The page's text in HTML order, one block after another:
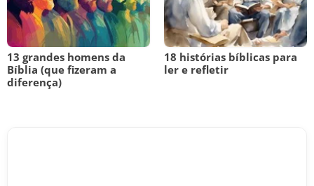
13 grandes homens da
Bíblia (que fizeram a
diferença)
18 histórias bíblicas para
ler e refletir